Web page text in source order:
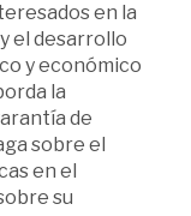
en la
el desarrollo
y económico
la
de
sobre el
en el
su